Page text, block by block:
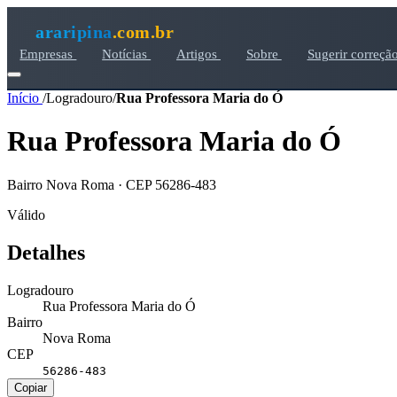
araripina.com.br
Empresas Notícias Artigos Sobre Sugerir
Início /Logradouro/Rua Professora Maria do Ó
Rua Professora Maria do Ó
Bairro Nova Roma · CEP 56286-483
Válido
Detalhes
Logradouro
Rua Professora Maria do Ó
Bairro
Nova Roma
CEP
56286-483
Copiar